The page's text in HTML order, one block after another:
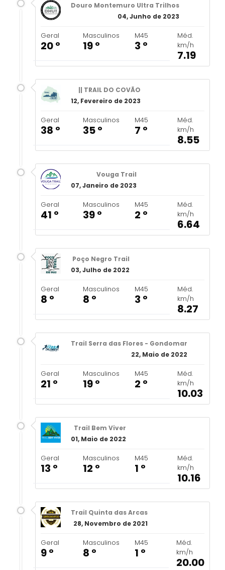
Douro Montemuro Ultra Trilhos
04, Junho de 2023
Geral
20 º
Masculinos
19 º
M45
3 º
Méd.
km/h
7.19
|| TRAIL DO COVÃO
12, Fevereiro de 2023
Geral
38 º
Masculinos
35 º
M45
7 º
Méd.
km/h
8.55
Vouga Trail
07, Janeiro de 2023
Geral
41 º
Masculinos
39 º
M45
2 º
Méd.
km/h
6.64
Poço Negro Trail
03, Julho de 2022
Geral
8 º
Masculinos
8 º
M45
3 º
Méd.
km/h
8.27
Trail Serra das Flores - Gondomar
22, Maio de 2022
Geral
21 º
Masculinos
19 º
M45
2 º
Méd.
km/h
10.03
Trail Bem Viver
01, Maio de 2022
Geral
13 º
Masculinos
12 º
M45
1 º
Méd.
km/h
10.16
Trail Quinta das Arcas
28, Novembro de 2021
Geral
9 º
Masculinos
8 º
M45
1 º
Méd.
km/h
20.00